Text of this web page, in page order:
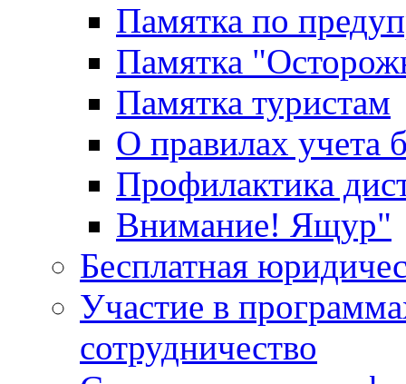
Памятка по
Памятка
Памятка туристам
О правилах учета
Профилактика
Внимание! Ящур"
Бесплатная
Участие в
сотрудничество